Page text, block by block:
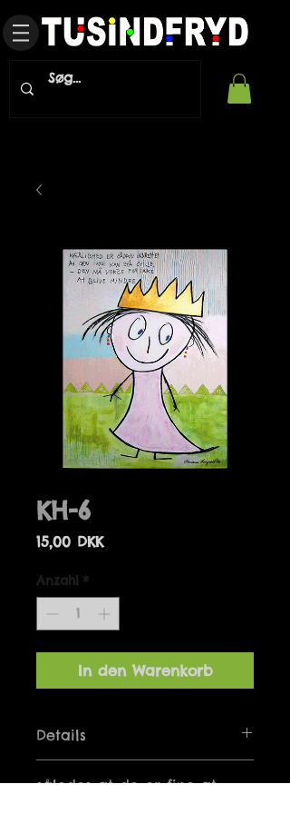
KH-6
15,00 DKKPreis
Anzahl *
In den Warenkorb
Details
passpartout
således at de er fine at